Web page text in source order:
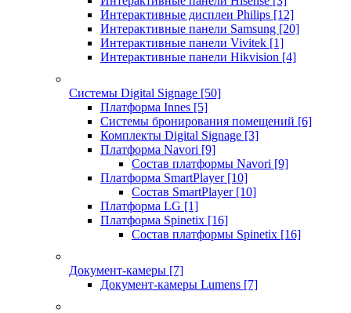
Интерактивные дисплеи Philips [12]
Интерактивные панели Samsung [20]
Интерактивные панели Vivitek [1]
Интерактивные панели Hikvision [4]
Системы Digital Signage [50]
Платформа Innes [5]
Системы бронирования помещений [6]
Комплекты Digital Signage [3]
Платформа Navori [9]
Состав платформы Navori [9]
Платформа SmartPlayer [10]
Состав SmartPlayer [10]
Платформа LG [1]
Платформа Spinetix [16]
Состав платформы Spinetix [16]
Документ-камеры [7]
Документ-камеры Lumens [7]